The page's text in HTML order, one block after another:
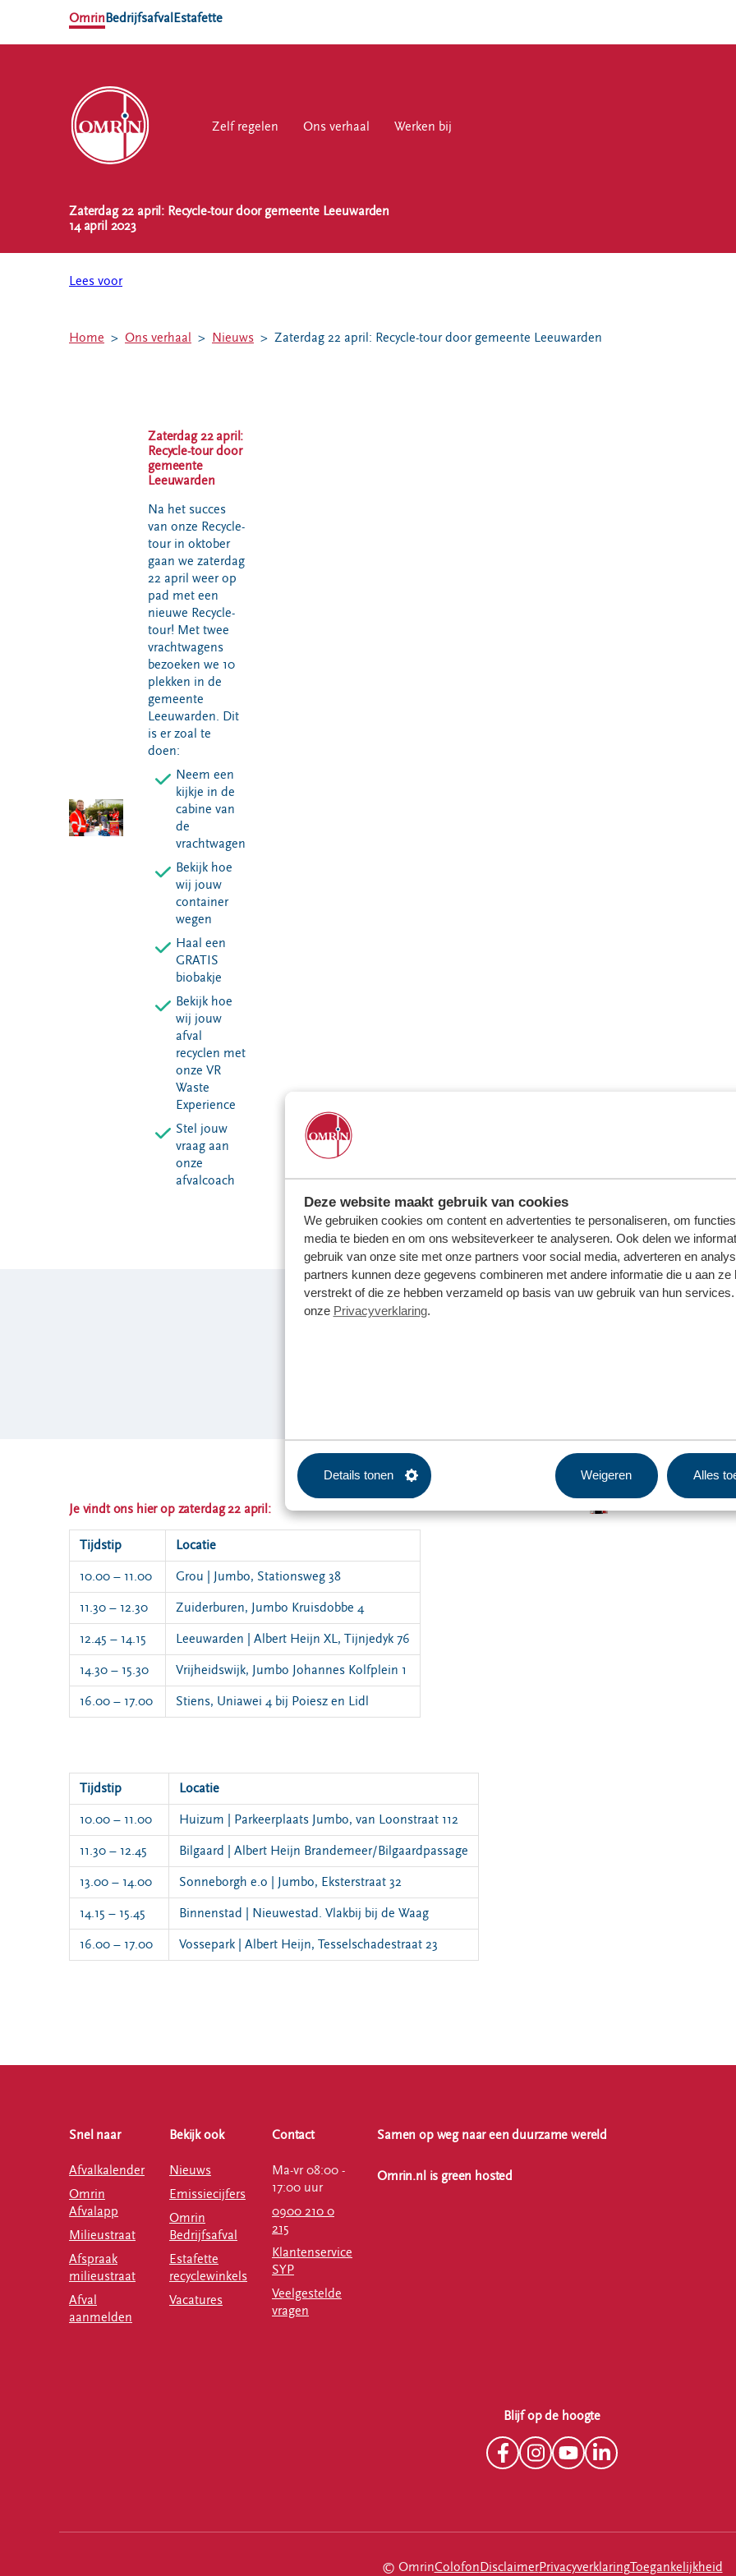
Deze website maakt gebruik van cookies
We gebruiken cookies om content en advertenties te personaliseren, om
media te bieden en om ons websiteverkeer te analyseren. Ook delen we
gebruik van onze site met onze partners voor social media, adverteren en
partners kunnen deze gegevens combineren met andere informatie die u aan ze
verstrekt of die ze hebben verzameld op basis van uw gebruik van hun
onze Privacyverklaring.
Details tonen Weigeren Alles
OmrinBedrijfsafval Estafette
Zelf regelen Ons verhaal Werken bij
Zelf regelen Ons verhaal Werken bij
EN
Zelf regelen
Afvalkalender
Afval scheiden
Omrin
Ecopark De
Wierde
Reststoffen
Energie
Centrale
Projecten
Contact
Klantenservice
SYP
Locaties
Voor leveranciers en bezoekers
Zaterdag 22 april: Recycle-tour door gemeente Leeuwarden
14 april 2023
Lees voor
Home Ons verhaal Nieuws Zaterdag 22 april: Recycle-tour door gemeente Leeuwarden
Zaterdag 22 april:
Recycle-tour door
gemeente
Leeuwarden
Na het succes
van onze Recycle-
tour in oktober
gaan we zaterdag
22 april weer op
pad met een
nieuwe Recycle-
tour! Met twee
vrachtwagens
bezoeken we 10
plekken in de
gemeente
Leeuwarden. Dit
is er zoal te
doen:
Neem een
kijkje in de
cabine van
de
vrachtwagen
Bekijk hoe
wij jouw
container
wegen
Haal een
GRATIS
biobakje
Bekijk hoe
wij jouw
afval
recyclen met
onze VR
Waste
Experience
Stel jouw
vraag aan
onze
afvalcoach
Je vindt ons hier op zaterdag 22 april:
Tijdstip Locatie
10.00 – 11.00 Grou | Jumbo, Stationsweg 38
11.30 – 12.30 Zuiderburen, Jumbo Kruisdobbe 4
12.45 – 14.15 Leeuwarden | Albert Heijn XL, Tijnjedyk 76
14.30 – 15.30 Vrijheidswijk, Jumbo Johannes Kolfplein 1
16.00 – 17.00 Stiens, Uniawei 4 bij Poiesz en Lidl
Tijdstip Locatie
10.00 – 11.00 Huizum | Parkeerplaats Jumbo, van Loonstraat 112
11.30 – 12.45 Bilgaard | Albert Heijn Brandemeer/Bilgaardpassage
13.00 – 14.00 Sonneborgh e.o | Jumbo, Eksterstraat 32
14.15 – 15.45 Binnenstad | Nieuwestad. Vlakbij bij de Waag
16.00 – 17.00 Vossepark | Albert Heijn, Tesselschadestraat 23
Snel naar
Afvalkalender
Omrin
Afvalapp
Milieustraat
Afspraak
milieustraat
Afval
aanmelden
Bekijk ook
Nieuws
Emissiecijfers
Omrin
Bedrijfsafval
Estafette
recyclewinkels
Vacatures
Contact
Ma-vr 08:00 -
17:00 uur
0900 210 0
215
Klantenservice
SYP
Veelgestelde
vragen
Samen op weg naar een duurzame wereld
Omrin.nl is green hosted
Blijf op de hoogte
© OmrinColofonDisclaimerPrivacyverklaringToegankelijkheid